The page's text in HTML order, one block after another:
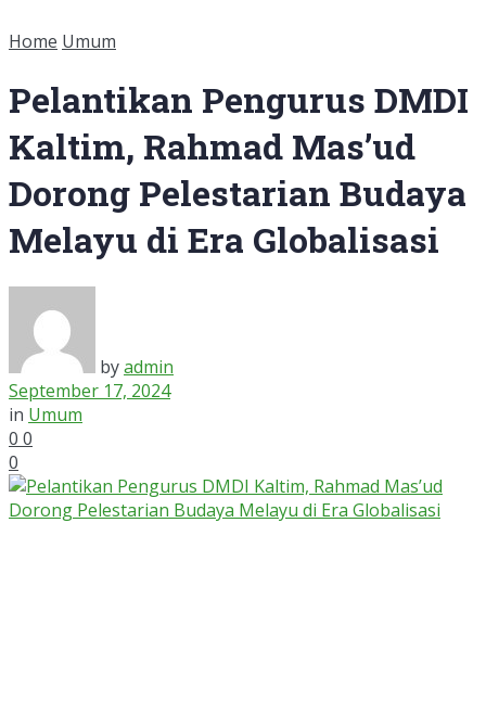
Home Umum
Pelantikan Pengurus DMDI
Kaltim, Rahmad Mas’ud
Dorong Pelestarian Budaya
Melayu di Era Globalisasi
byadmin
September 17, 2024
in Umum
0 0
0